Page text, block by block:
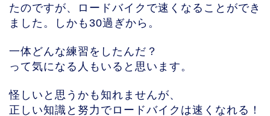
たのですが、ロードバイクで速くなることができ
ました。しかも30過ぎから。
一体どんな練習をしたんだ？
って気になる人もいると思います。
怪しいと思うかも知れませんが、
正しい知識と努力でロードバイクは速くなれる！